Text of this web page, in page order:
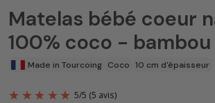
Matelas bébé coeur
100% coco - bambou
Made in Tourcoing Coco 10 cm d'épaisseur